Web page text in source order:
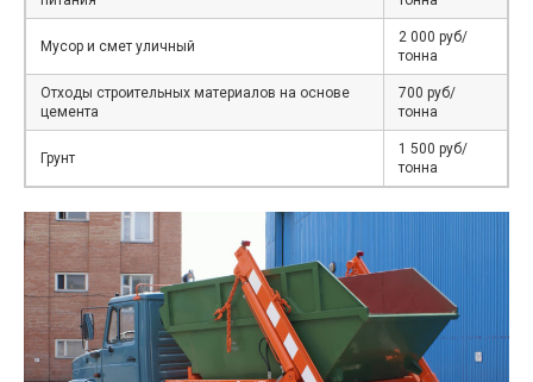
Мусор и смет уличный
2 000 руб/
тонна
Отходы строительных материалов на основе
цемента
700 руб/
тонна
Грунт
1 500 руб/
тонна